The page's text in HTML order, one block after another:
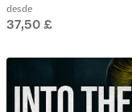
desde
37,50 £